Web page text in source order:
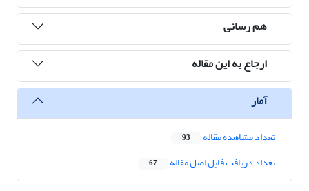
هم رسانی
ارجاع به این مقاله
آمار
تعداد مشاهده مقاله 93
تعداد دریافت فایل اصل مقاله 67